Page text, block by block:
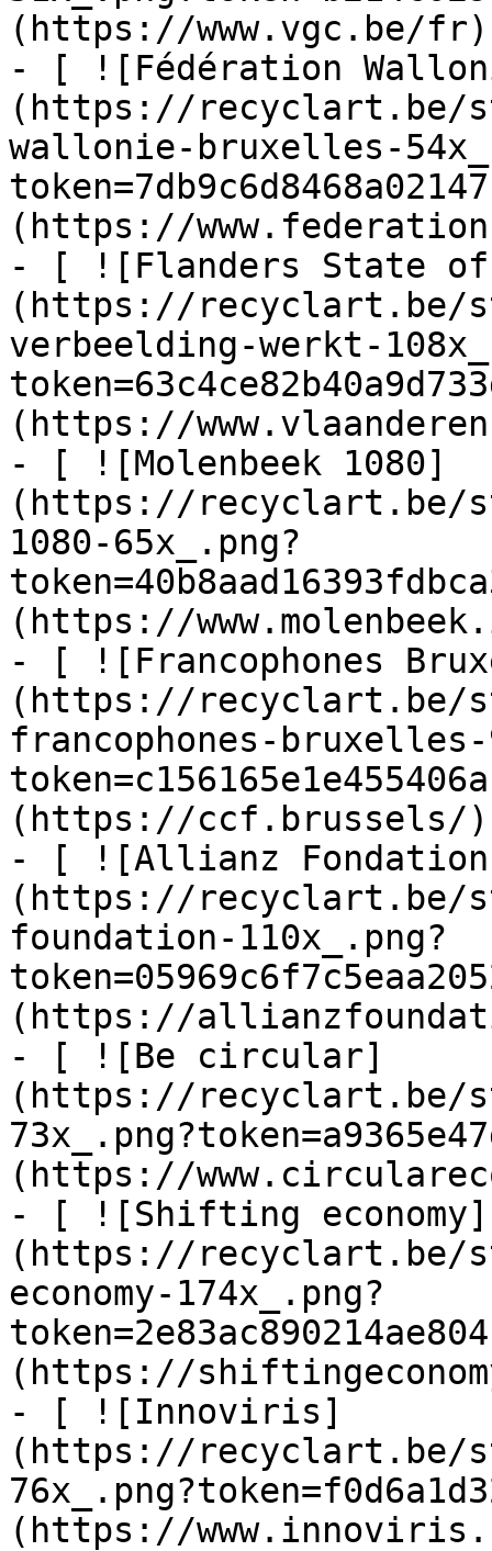
(https://www.vgc.be/fr)
- [ ![Fédération
(https://recyclart.be/
wallonie-bruxelles-
(https://
- [ ![Flanders State
(https://recyclart.be/
verbeelding-werkt-
(https://
- [ ![Molenbeek 1080]
(https://recyclart.be/
1080-65x_.png?
(https://
- [ ![Francophones
(https://recyclart.be/
francophones-bruxelles-
(https://ccf.brussels/)
- [ ![Allianz
(https://recyclart.be/
foundation-110x_.png?
(https://
- [ ![Be circular]
(https://recyclart.be/
(https://
- [ ![Shifting economy]
(https://recyclart.be/
economy-174x_.png?
(https://
- [ ![Innoviris]
(https://recyclart.be/
(https://